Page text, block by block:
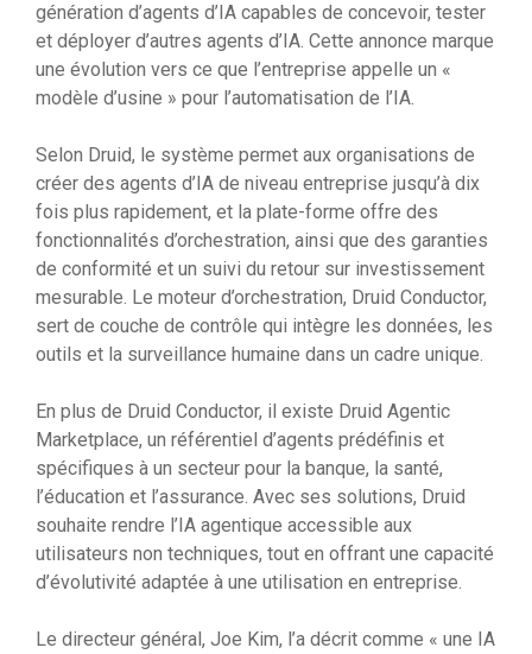
génération d’agents d’IA capables de concevoir, tester
et déployer d’autres agents d’IA. Cette annonce marque
une évolution vers ce que l’entreprise appelle un «
modèle d’usine » pour l’automatisation de l’IA.
Selon Druid, le système permet aux organisations de
créer des agents d’IA de niveau entreprise jusqu’à dix
fois plus rapidement, et la plate-forme offre des
fonctionnalités d’orchestration, ainsi que des garanties
de conformité et un suivi du retour sur investissement
mesurable. Le moteur d’orchestration, Druid Conductor,
sert de couche de contrôle qui intègre les données, les
outils et la surveillance humaine dans un cadre unique.
En plus de Druid Conductor, il existe Druid Agentic
Marketplace, un référentiel d’agents prédéfinis et
spécifiques à un secteur pour la banque, la santé,
l’éducation et l’assurance. Avec ses solutions, Druid
souhaite rendre l’IA agentique accessible aux
utilisateurs non techniques, tout en offrant une capacité
d’évolutivité adaptée à une utilisation en entreprise.
Le directeur général, Joe Kim, l’a décrit comme « une IA